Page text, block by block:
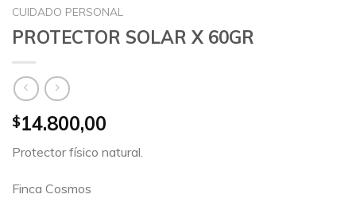
CUIDADO PERSONAL
PROTECTOR SOLAR X 60GR
$14.800,00
Protector físico natural.
Finca Cosmos